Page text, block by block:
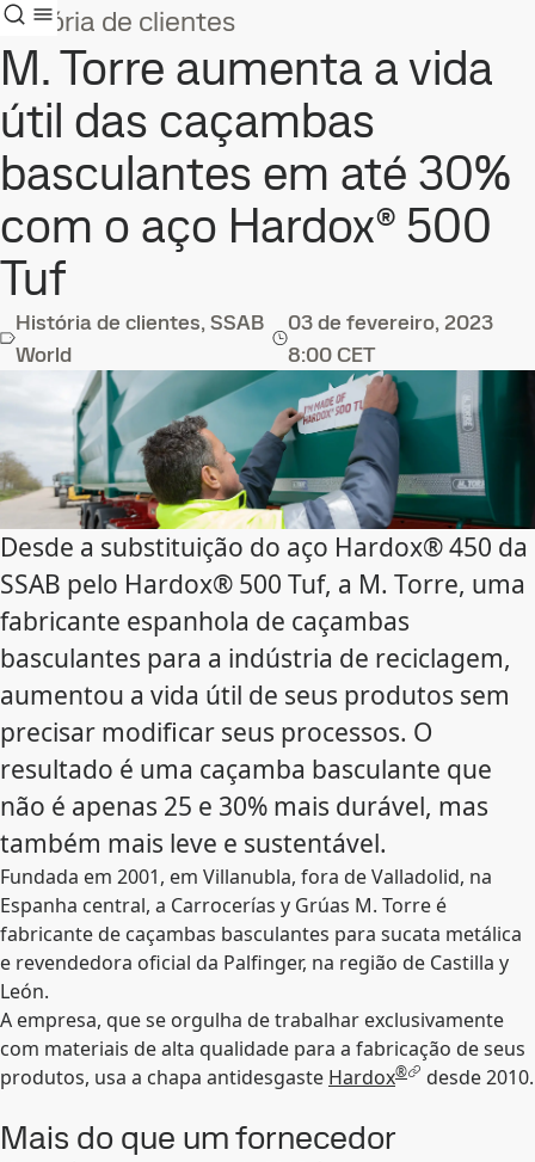
História de clientes
M. Torre aumenta a vida
útil das caçambas
basculantes em até 30%
com o aço Hardox® 500
Tuf
História de clientes, SSAB
World
03 de fevereiro, 2023
8:00 CET
Desde a substituição do aço Hardox® 450 da
SSAB pelo Hardox® 500 Tuf, a M. Torre, uma
fabricante espanhola de caçambas
basculantes para a indústria de reciclagem,
aumentou a vida útil de seus produtos sem
precisar modificar seus processos. O
resultado é uma caçamba basculante que
não é apenas 25 e 30% mais durável, mas
também mais leve e sustentável.
Fundada em 2001, em Villanubla, fora de Valladolid, na
Espanha central, a Carrocerías y Grúas M. Torre é
fabricante de caçambas basculantes para sucata metálica
e revendedora oficial da Palfinger, na região de Castilla y
León.
A empresa, que se orgulha de trabalhar exclusivamente
com materiais de alta qualidade para a fabricação de seus
produtos, usa a chapa antidesgaste Hardox® desde 2010.
Mais do que um fornecedor